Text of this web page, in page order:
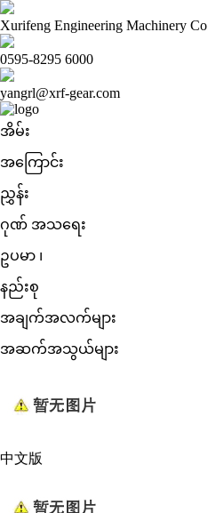
Xurifeng Engineering Machinery
0595-8295 6000
yangrl@xrf-gear.com
အိမ်း
အကြောင်း
ညွှန်း
ဂုဏ် အသရေး
ဥပမာ ၊
နည်းစု
အချက်အလက်များ
အဆက်အသွယ်များ
中文版